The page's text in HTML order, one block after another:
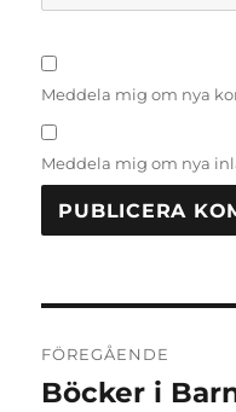
Meddela mig om nya
Meddela mig om nya
FÖREGÅENDE
Föregående
Böcker i